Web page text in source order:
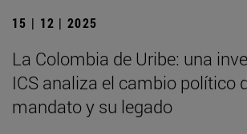
15 | 12 | 2025
La Colombia de Uribe: una
ICS analiza el cambio político
mandato y su legado